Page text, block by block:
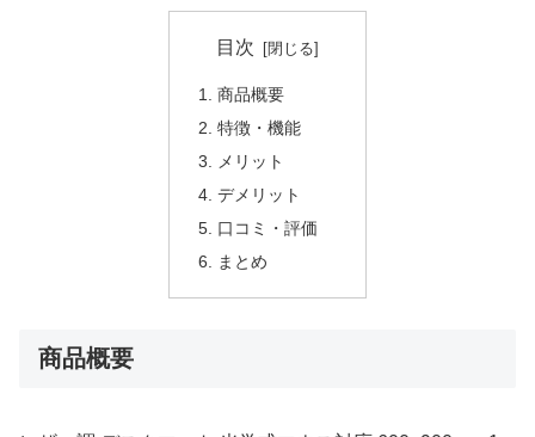
目次
商品概要
特徴・機能
メリット
デメリット
口コミ・評価
まとめ
商品概要